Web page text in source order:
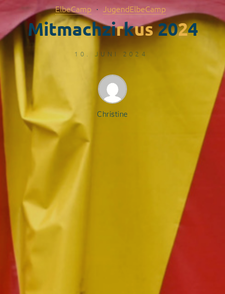
ElbeCamp JugendElbeCamp
Mitmachzirkus 2024
10. JUNI 2024
Christine